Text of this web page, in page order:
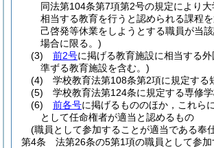
同法第104条第7項第2号の規定により
相当する教育を行うと認められる課程
己啓発等休業をしようとする職員が当
場合に限る。)
(3)
前2号に掲げる教育施設に相当する
準ずる教育施設を含む。)
(4)
学校教育法第108条第2項に規定する
(5)
学校教育法第124条に規定する専修
(6)
前各号に掲げるもののほか，これら
として任命権者が適当と認めるもの
(職員として参加することが適当である奉
第4条
法第26条の5第1項の職員として参加